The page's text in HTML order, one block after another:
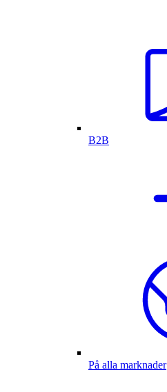
B2B
På alla marknader